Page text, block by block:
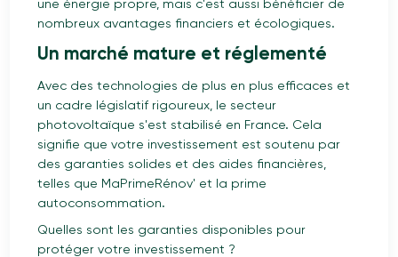
une énergie propre, mais c'est aussi bénéficier de
nombreux avantages financiers et écologiques.
Un marché mature et réglementé
Avec des technologies de plus en plus efficaces et
un cadre législatif rigoureux, le secteur
photovoltaïque s'est stabilisé en France. Cela
signifie que votre investissement est soutenu par
des garanties solides et des aides financières,
telles que MaPrimeRénov' et la prime
autoconsommation.
Quelles sont les garanties disponibles pour
protéger votre investissement ?